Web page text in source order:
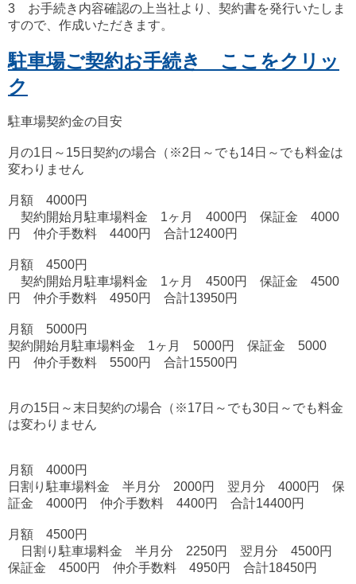
3 お手続き内容確認の上当社より、契約書を発行いたしま
すので、作成いただきます。
駐車場ご契約お手続き ここをクリッ
ク
駐車場契約金の目安
月の1日～15日契約の場合（※2日～でも14日～でも料金は
変わりません
月額 4000円
契約開始月駐車場料金 1ヶ月 4000円 保証金 4000
円 仲介手数料 4400円 合計12400円
月額 4500円
契約開始月駐車場料金 1ヶ月 4500円 保証金 4500
円 仲介手数料 4950円 合計13950円
月額 5000円
契約開始月駐車場料金 1ヶ月 5000円 保証金 5000
円 仲介手数料 5500円 合計15500円
月の15日～末日契約の場合（※17日～でも30日～でも料金
は変わりません
月額 4000円
日割り駐車場料金 半月分 2000円 翌月分 4000円 保
証金 4000円 仲介手数料 4400円 合計14400円
月額 4500円
日割り駐車場料金 半月分 2250円 翌月分 4500円
保証金 4500円 仲介手数料 4950円 合計18450円